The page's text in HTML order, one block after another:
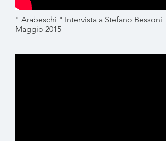
" Arabeschi " Intervista a Stefano Bessoni
Maggio 2015